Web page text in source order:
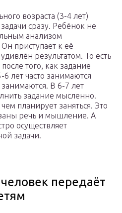
возраста (3-4 лет)
сразу. Ребёнок не
анализом
приступает к её
результатом. То есть
того, как задание
лет часто занимаются
В 6-7 лет
задание мысленно.
планирует заняться. Это
речь и мышление. А
осуществляет
задачи.
передаёт